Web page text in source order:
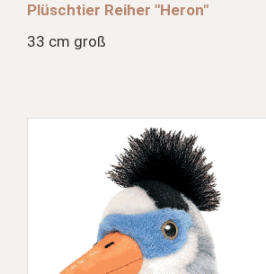
Plüschtier Reiher "Heron"
33 cm groß